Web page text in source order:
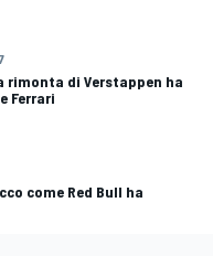
rimonta di Verstappen ha
Ferrari
come Red Bull ha